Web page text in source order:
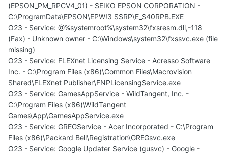
(EPSON_PM_RPCV4_01) - SEIKO EPSON CORPORATION -
C:\ProgramData\EPSON\EPW!3 SSRP\E_S40RPB.EXE
O23 - Service: @%systemroot%\system32\fxsresm.dll,-118
(Fax) - Unknown owner - C:\Windows\system32\fxssvc.exe (file
missing)
O23 - Service: FLEXnet Licensing Service - Acresso Software
Inc. - C:\Program Files (x86)\Common Files\Macrovision
Shared\FLEXnet Publisher\FNPLicensingService.exe
O23 - Service: GamesAppService - WildTangent, Inc. -
C:\Program Files (x86)\WildTangent
Games\App\GamesAppService.exe
O23 - Service: GREGService - Acer Incorporated - C:\Program
Files (x86)\Packard Bell\Registration\GREGsvc.exe
O23 - Service: Google Updater Service (gusvc) - Google -